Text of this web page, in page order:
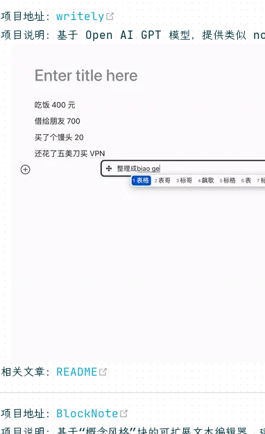
项目地址： writely
项目说明：基于 Open AI GPT 模型，提供类似
相关文章： README
项目地址： BlockNote